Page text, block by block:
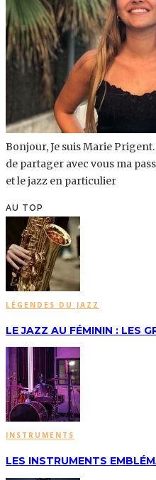
Bonjour, Je suis Marie
de partager avec vous ma
et le jazz en particulier
AU TOP
LÉGENDES DU JAZZ
LE JAZZ AU FÉMININ : LES
INSTRUMENTS
LES INSTRUMENTS